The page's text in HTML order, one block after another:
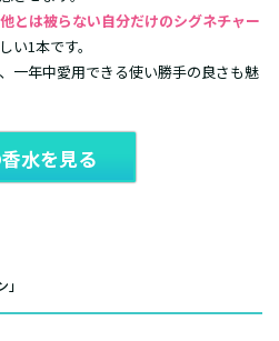
とは被らない自分だけのシグネチャー
い1本です。
一年中愛用できる使い勝手の良さも魅
水を見る